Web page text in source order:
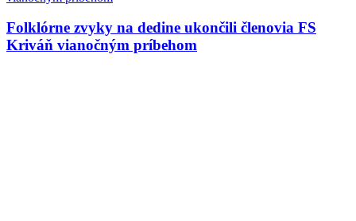
Folklórne zvyky na dedine ukončili členovia FS
Kriváň vianočným príbehom